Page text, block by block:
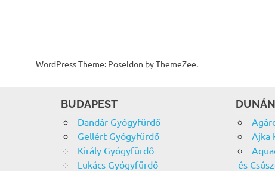
WordPress Theme: Poseidon by ThemeZee.
BUDAPEST
Dandár Gyógyfürdő
Gellért Gyógyfürdő
Király Gyógyfürdő
Lukács Gyógyfürdő
Ajka
és